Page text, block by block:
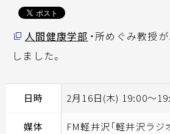
人間健康学部 ・所めぐみ教授
しました。
日時 2月16日(木) 19:00～
媒体 FM軽井沢「軽井沢ラジ